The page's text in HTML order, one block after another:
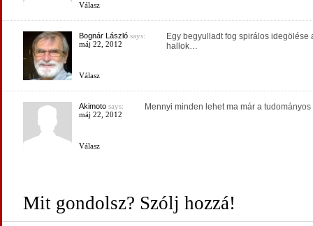
Válasz
Bognár Lászlósays:
máj 22, 2012
Válasz
Egy begyulladt fog spirálos
hallok…
Akimotosays:
máj 22, 2012
Válasz
Mennyi minden lehet ma már a
Mit gondolsz? Szólj hozzá!